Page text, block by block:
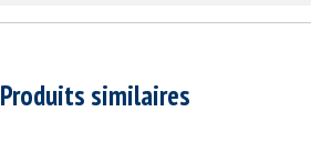
Produits similaires